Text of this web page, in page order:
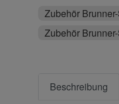
Zubehör
Zubehör
Beschreibung